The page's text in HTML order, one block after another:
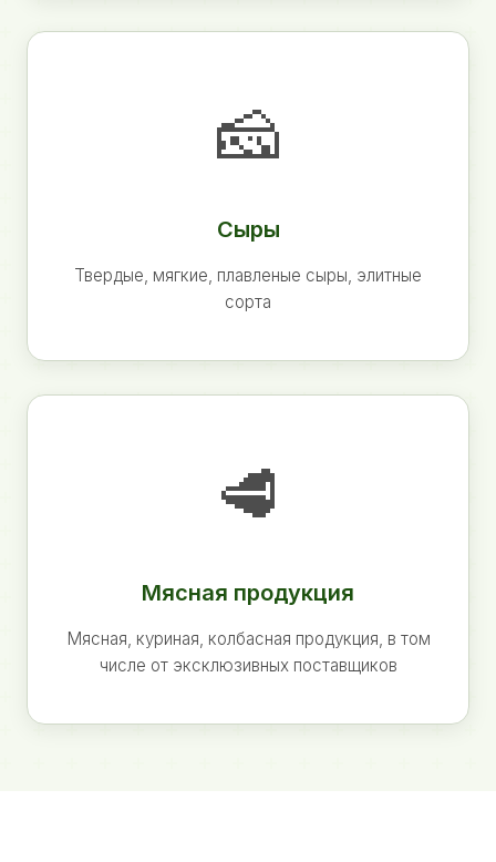
🧀
Сыры
Твердые, мягкие, плавленые сыры, элитные
сорта
🥩
Мясная продукция
Мясная, куриная, колбасная продукция, в том
числе от эксклюзивных поставщиков